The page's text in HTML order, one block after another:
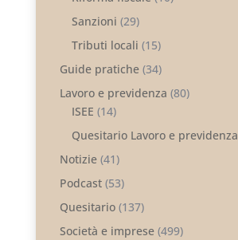
Sanzioni (29)
Tributi locali (15)
Guide pratiche(34)
Lavoro e previdenza (80)
ISEE (14)
Quesitario Lavoro e previdenza
Notizie(41)
Podcast(53)
Quesitario(137)
Società e imprese(499)